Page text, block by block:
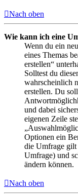
Nach oben
Wie kann ich eine
Wenn du ein
eines Themas
erstellen“
Solltest du
wahrscheinlich
erstellen. Du
und dabei
eigenen Zeile
Optionen ein
die Umfrage gilt
Umfrage) und
ändern können.
Nach oben